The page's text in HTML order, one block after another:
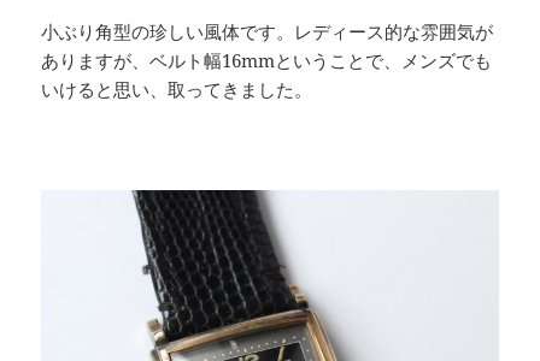
小ぶり角型の珍しい風体です。レディース的な雰囲気が
ありますが、ベルト幅16mmということで、メンズでも
いけると思い、取ってきました。